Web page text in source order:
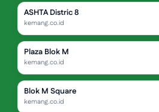
ASHTA Distric 8
kemang.co.id
Plaza Blok M
kemang.co.id
Blok M Square
kemang.co.id